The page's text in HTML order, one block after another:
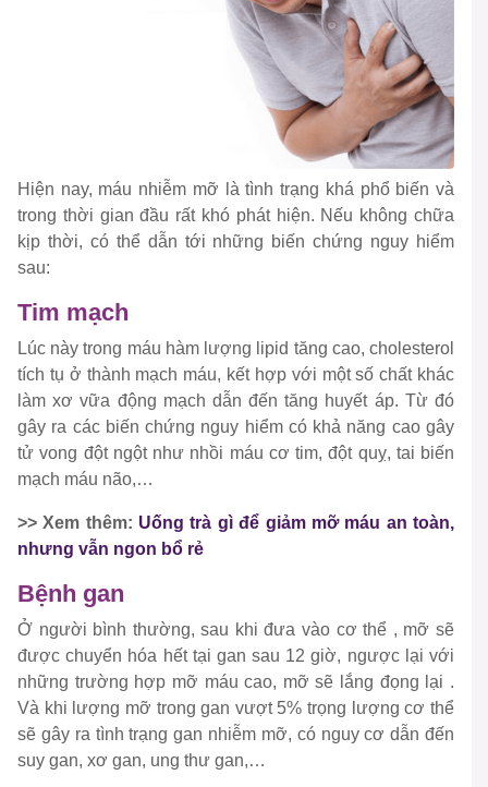
Hiện nay, máu nhiễm mỡ là tình trạng khá phổ biến và
trong thời gian đầu rất khó phát hiện. Nếu không chữa
kịp thời, có thể dẫn tới những biến chứng nguy hiểm
sau:
Tim mạch
Lúc này trong máu hàm lượng lipid tăng cao, cholesterol
tích tụ ở thành mạch máu, kết hợp với một số chất khác
làm xơ vữa động mạch dẫn đến tăng huyết áp. Từ đó
gây ra các biến chứng nguy hiểm có khả năng cao gây
tử vong đột ngột như nhồi máu cơ tim, đột quỵ, tai biến
mạch máu não,…
>> Xem thêm: Uống trà gì để giảm mỡ máu an toàn,
nhưng vẫn ngon bổ rẻ
Bệnh gan
Ở người bình thường, sau khi đưa vào cơ thể , mỡ sẽ
được chuyển hóa hết tại gan sau 12 giờ, ngược lại với
những trường hợp mỡ máu cao, mỡ sẽ lắng đọng lại .
Và khi lượng mỡ trong gan vượt 5% trọng lượng cơ thể
sẽ gây ra tình trạng gan nhiễm mỡ, có nguy cơ dẫn đến
suy gan, xơ gan, ung thư gan,…